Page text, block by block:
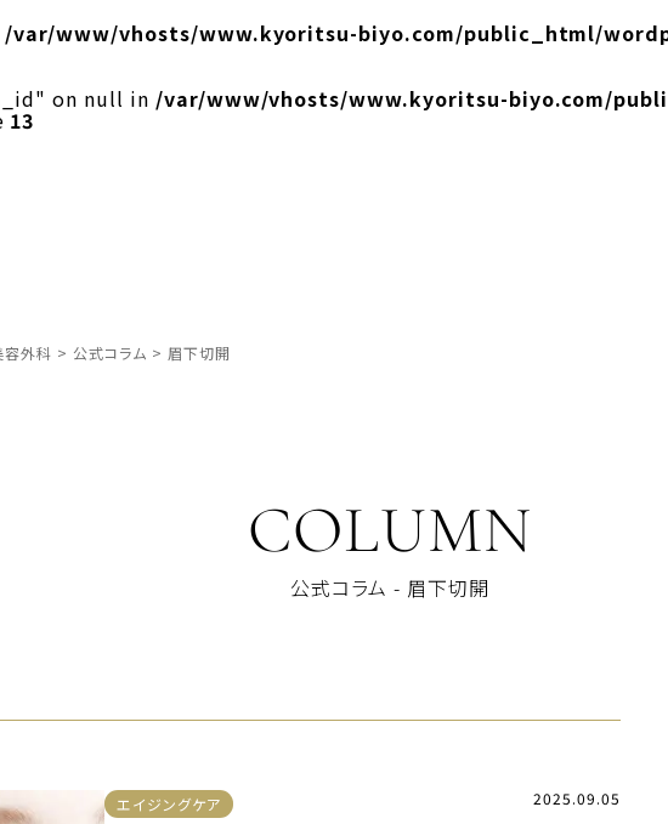
/var/www/vhosts/www.kyoritsu-biyo.com/public_html/
on null in /var/www/vhosts/www.kyoritsu-biyo.com/
13
容外科 > 公式コラム > 眉下切開
COLUMN
公式コラム - 眉下切開
エイジングケア 2025.09.05